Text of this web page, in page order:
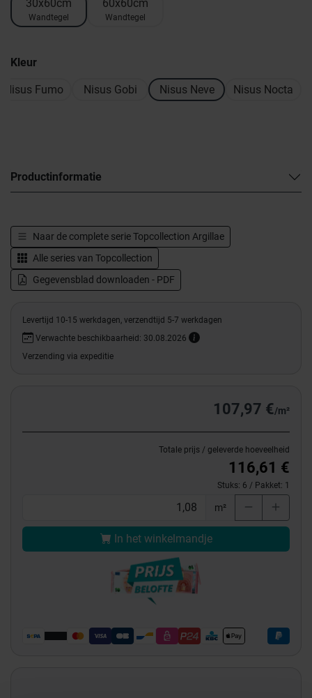
30x60cm
Wandtegel
60x60cm
Wandtegel
Kleur
Nisus Fumo Nisus Gobi Nisus Neve Nisus Nocta
Productinformatie
Naar de complete serieTopcollection Argillae
Alle series van Topcollection
Gegevensblad downloaden - PDF
Levertijd 10-15 werkdagen, verzendtijd 5-7 werkdagen
Verwachte beschikbaarheid: 30.08.2026
Verzending via expeditie
107,97 €/m²
Totale prijs / geleverde hoeveelheid
116,61 €
Stuks: 6 / Pakket: 1
m²
In het winkelmandje